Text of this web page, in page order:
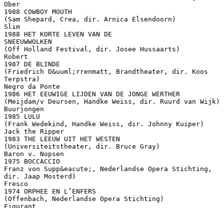
Ober
1988 COWBOY MOUTH
(Sam Shepard, Crea, dir. Arnica Elsendoorn)
Slim
1988 HET KORTE LEVEN VAN DE
SNEEUWWOLKEN
(Off Holland Festival, dir. Josee Hussaarts)
Robert
1987 DE BLINDE
(Friedrich D&uuml;rrenmatt, Brandtheater, dir. Koos
Terpstra)
Negro da Ponte
1986 HET EEUWIGE LIJDEN VAN DE JONGE WERTHER
(Meijdam/v Deursen, Handke Weiss, dir. Ruurd van Wijk)
Buurjongen
1985 LULU
(Frank Wedekind, Handke Weiss, dir. Johnny Kuiper)
Jack the Ripper
1983 THE LEEUW UIT HET WESTEN
(Universiteitstheater, dir. Bruce Gray)
Baron v. Nopsen
1975 BOCCACCIO
Franz von Supp&eacute;, Nederlandse Opera Stichting,
dir. Jaap Mosterd)
Fresco
1974 ORPHEE EN L’ENFERS
(Offenbach, Nederlandse Opera Stichting)
Figurant